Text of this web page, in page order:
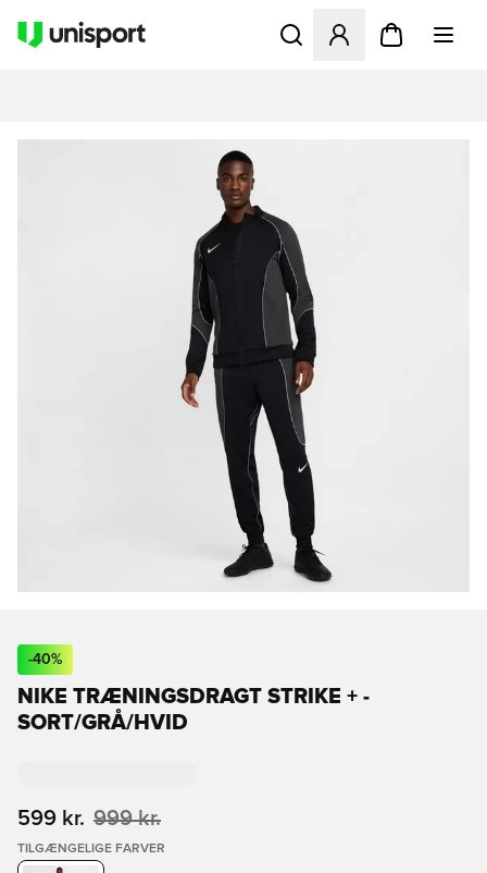
Åbner en Modal til at
-40%
NIKE TRÆNINGSDRAGT STRIKE + -
SORT/GRÅ/HVID
599 kr. 999 kr.
TILGÆNGELIGE FARVER